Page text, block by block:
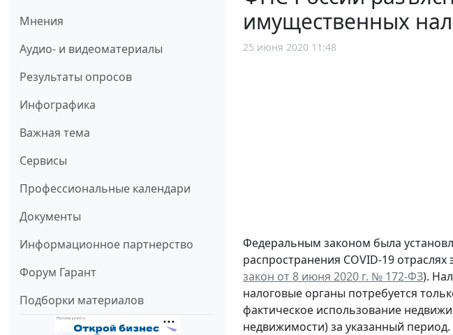
Мнения
Аудио- и видеоматериалы
Результаты опросов
Инфографика
Важная тема
Сервисы
Профессиональные календари
Документы
Информационное партнерство
Форум Гарант
Подборки материалов
имущественных
25 июня 2020 11:48
Федеральным законом была
распространения COVID-19
закон от 8 июня 2020 г. № 172-ФЗ).
налоговые органы потребуется
фактическое использование
недвижимости) за указанный период.